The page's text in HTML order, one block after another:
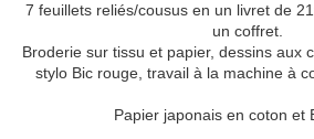
7 feuillets reliés/cousus en un livret de
un coffret.
Broderie sur tissu et papier, dessins aux
stylo Bic rouge, travail à la machine à
Papier japonais en coton et